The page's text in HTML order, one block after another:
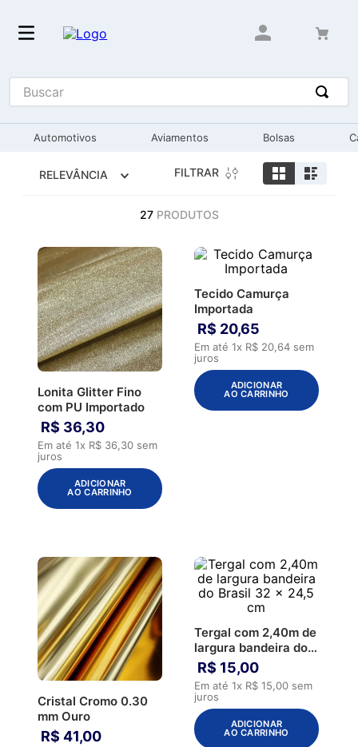
Buscar
Automotivos Aviamentos Bolsas
RELEVÂNCIA FILTRAR
27 PRODUTOS
Lonita Glitter Fino
com PU Importado
R$ 36,30
Em até1x R$ 36,30 sem
juros
ADICIONAR
AO CARRINHO
Tecido Camurça
Importada
R$ 20,65
Em até 1x R$ 20,64 sem
juros
ADICIONAR
AO CARRINHO
Cristal Cromo 0.30
mm Ouro
R$ 41,00
Tergal com 2,40m de
largura bandeira do
Brasil 32 x 24,5 cm
R$ 15,00
Em até 1x R$ 15,00 sem
juros
ADICIONAR
AO CARRINHO